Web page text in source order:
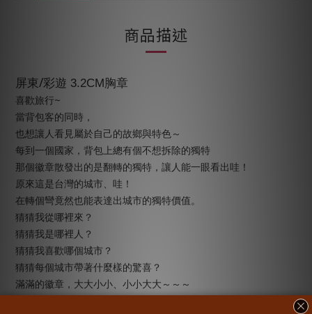
商品描述
屏東/彩遊 3.2CM胸章
喜歡旅行~
當背包客的同時，
也想讓人看見屬於自己的故鄉與特色～
每到一個國家，背包上總有個不想拆除的獨特
那個徽章散發出的是翻轉的獨特，讓人能一眼看出哇！
原來這是台灣的城市、哇！
在轉個彎竟然也能表達出城市的獨特價值。
猜猜我從哪裡來？
猜猜我是哪裡人？
猜猜我喜歡哪個城市？
猜猜每個城市帶著什麼樣的驚喜？
滿滿的徽章，大大小小、小小大大～～～